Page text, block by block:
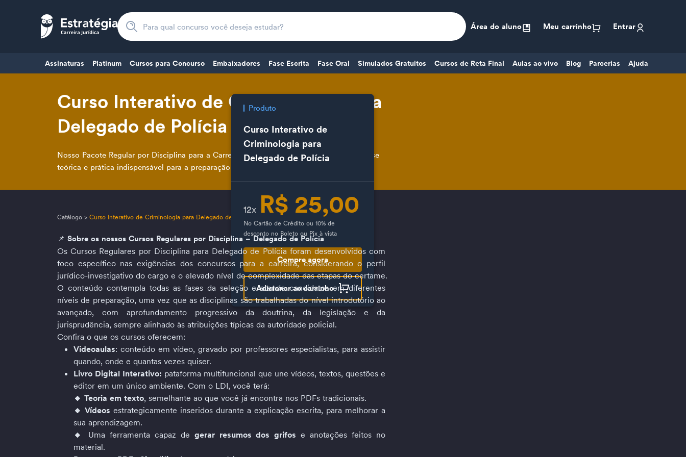
Área do aluno Meu carrinho Entrar
Assinaturas Platinum Cursos para Concurso Embaixadores Fase Escrita Fase Oral Simulados Gratuitos Cursos de Reta Final Aulas ao vivo Blog Parcerias Ajuda
Produto
Curso Interativo de
Criminologia para
Delegado de Polícia
12x R$ 25,00
No Cartão de Crédito ou 10% de
desconto no Boleto ou Pix à vista
Compre agora
Adicionar ao carrinho
Curso Interativo de Criminologia para
Delegado de Polícia
Nosso Pacote Regular por Disciplina para a Carreira de Delegado de Polícia oferece a base
teórica e prática indispensável para a preparação para os concursos da área.
Catálogo > Curso Interativo de Criminologia para Delegado de Polícia
📌 Sobre os nossos Cursos Regulares por Disciplina – Delegado de Polícia
Os Cursos Regulares por Disciplina para Delegado de Polícia foram desenvolvidos com
foco específico nas exigências dos concursos para a carreira, considerando o perfil
jurídico-investigativo do cargo e o elevado nível de complexidade das etapas do certame.
O conteúdo contempla todas as fases da seleção e atende candidatos em diferentes
níveis de preparação, uma vez que as disciplinas são trabalhadas do nível introdutório ao
avançado, com aprofundamento progressivo da doutrina, da legislação e da
jurisprudência, sempre alinhado às atribuições típicas da autoridade policial.
Confira o que os cursos oferecem:
Videoaulas: conteúdo em vídeo, gravado por professores especialistas, para assistir
quando, onde e quantas vezes quiser.
Livro Digital Interativo: pataforma multifuncional que une vídeos, textos, questões e
editor em um único ambiente. Com o LDI, você terá:
🔸 Teoria em texto, semelhante ao que você já encontra nos PDFs tradicionais.
🔸 Vídeos estrategicamente inseridos durante a explicação escrita, para melhorar a
sua aprendizagem.
🔸 Uma ferramenta capaz de gerar resumos dos grifos e anotações feitos no
material.